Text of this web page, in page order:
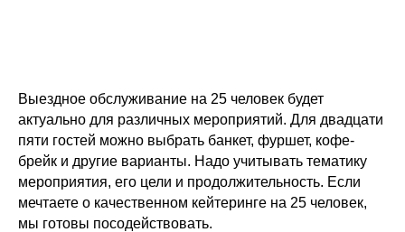
Выездное обслуживание на 25 человек будет
актуально для различных мероприятий. Для двадцати
пяти гостей можно выбрать банкет, фуршет, кофе-
брейк и другие варианты. Надо учитывать тематику
мероприятия, его цели и продолжительность. Если
мечтаете о качественном кейтеринге на 25 человек,
мы готовы посодействовать.